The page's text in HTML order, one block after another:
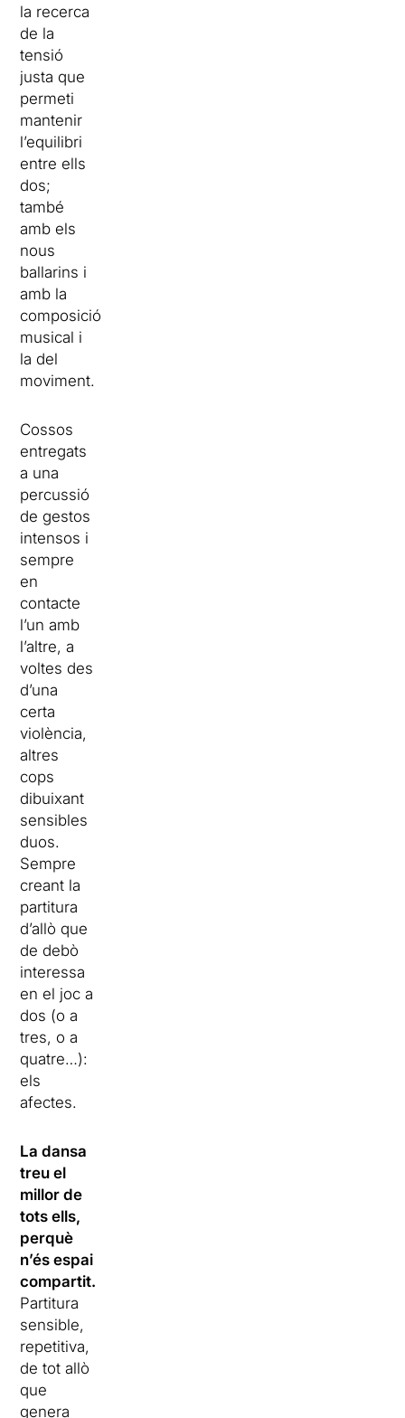
la recerca
de la
tensió
justa que
permeti
mantenir
l’equilibri
entre ells
dos;
també
amb els
nous
ballarins i
amb la
composició
musical i
la del
moviment.
Cossos
entregats
a una
percussió
de gestos
intensos i
sempre
en
contacte
l’un amb
l’altre, a
voltes des
d’una
certa
violència,
altres
cops
dibuixant
sensibles
duos.
Sempre
creant la
partitura
d’allò que
de debò
interessa
en el joc a
dos (o a
tres, o a
quatre…):
els
afectes.
La dansa
treu el
millor de
tots ells,
perquè
n’és espai
compartit.
Partitura
sensible,
repetitiva,
de tot allò
que
genera